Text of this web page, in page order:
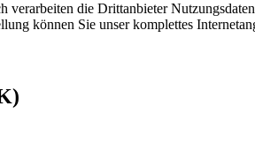
die Drittanbieter
können Sie unser komplettes